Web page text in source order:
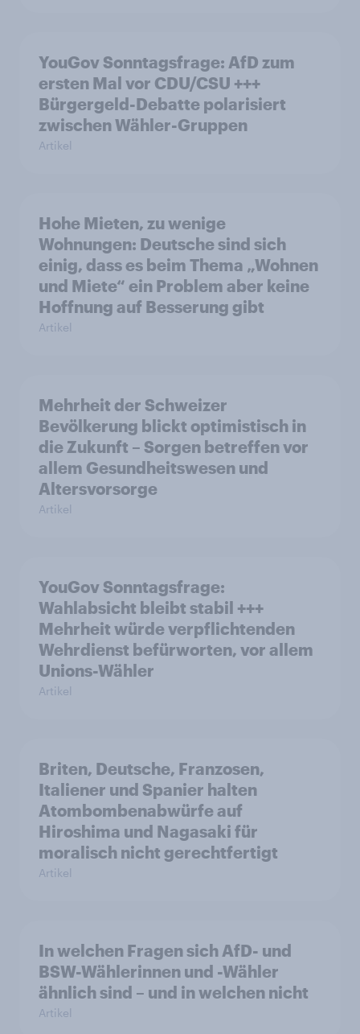
YouGov Sonntagsfrage: AfD zum
ersten Mal vor CDU/CSU +++
Bürgergeld-Debatte polarisiert
zwischen Wähler-Gruppen
Artikel
Hohe Mieten, zu wenige
Wohnungen: Deutsche sind sich
einig, dass es beim Thema „Wohnen
und Miete“ ein Problem aber keine
Hoffnung auf Besserung gibt
Artikel
Mehrheit der Schweizer
Bevölkerung blickt optimistisch in
die Zukunft – Sorgen betreffen vor
allem Gesundheitswesen und
Altersvorsorge
Artikel
YouGov Sonntagsfrage:
Wahlabsicht bleibt stabil +++
Mehrheit würde verpflichtenden
Wehrdienst befürworten, vor allem
Unions-Wähler
Artikel
Briten, Deutsche, Franzosen,
Italiener und Spanier halten
Atombombenabwürfe auf
Hiroshima und Nagasaki für
moralisch nicht gerechtfertigt
Artikel
In welchen Fragen sich AfD- und
BSW-Wählerinnen und -Wähler
ähnlich sind – und in welchen nicht
Artikel